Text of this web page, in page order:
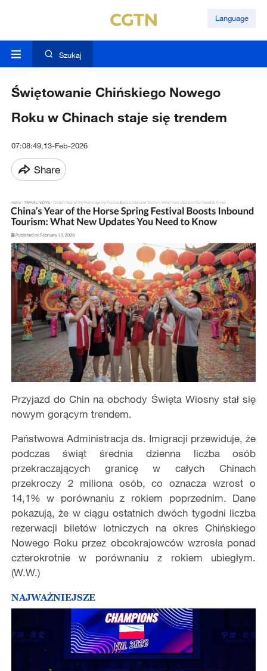
Language
Szukaj
Świętowanie Chińskiego Nowego
Roku w Chinach staje się trendem
07:08:49,13-Feb-2026
Share
Przyjazd do Chin na obchody Święta Wiosny stał się
nowym gorącym trendem.
Państwowa Administracja ds. Imigracji przewiduje, że
podczas świąt średnia dzienna liczba osób
przekraczających granicę w całych Chinach
przekroczy 2 miliona osób, co oznacza wzrost o
14,1% w porównaniu z rokiem poprzednim. Dane
pokazują, że w ciągu ostatnich dwóch tygodni liczba
rezerwacji biletów lotniczych na okres Chińskiego
Nowego Roku przez obcokrajowców wzrosła ponad
czterokrotnie w porównaniu z rokiem ubiegłym.
(W.W.)
NAJWAŻNIEJSZE